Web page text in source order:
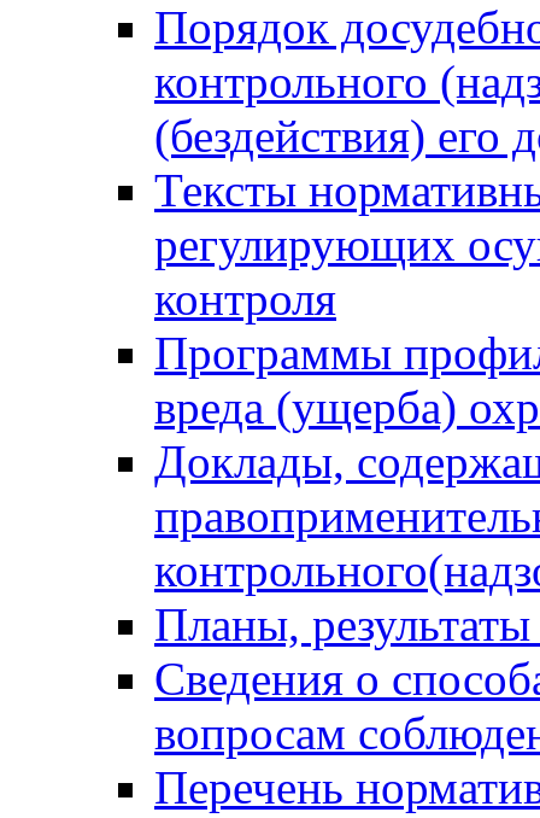
Порядок
контрольного
(бездействия)
Тексты
регулирующих
контроля
Программы
вреда (ущерба)
Доклады,
Планы,
Сведения о
вопросам
Перечень